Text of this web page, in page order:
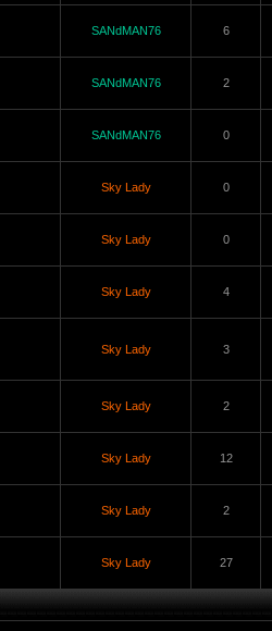
SANdMAN76 6
SANdMAN76 2
SANdMAN76 0
Sky Lady 0
Sky Lady 0
Sky Lady 4
Sky Lady 3
Sky Lady 2
Sky Lady 12
Sky Lady 2
Sky Lady 27